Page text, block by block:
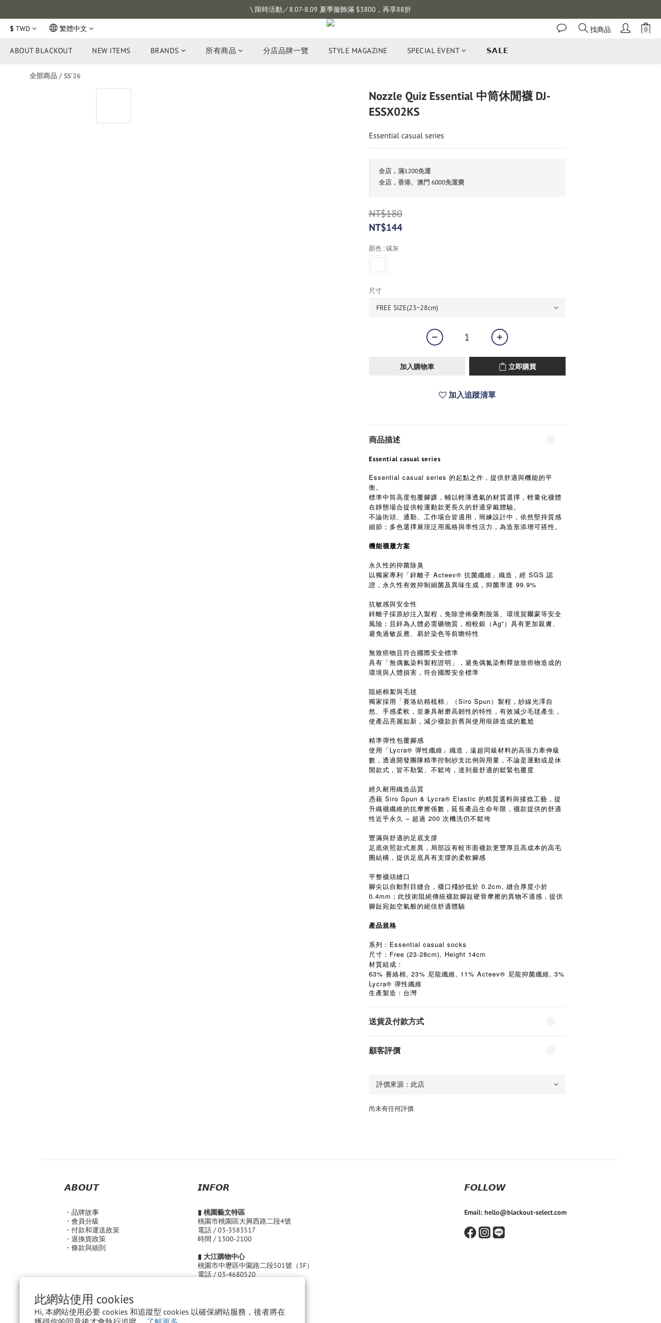
此網站使用 cookies
Hi, 本網站使用必要 cookies 和追蹤型 cookies 以確保網站服務，後者將在
註冊會員拿購物金 $100，滿$1200免運
\ 限時活動／8.07-8.09 夏季服飾滿 $3800，再享88折
註冊會員拿購物金 $100，滿$1200免運
$ TWD 繁體中文 找商品
ABOUT BLACKOUT NEW ITEMS BRANDS 所有商品 分店品牌一覽 STYLE MAGAZINE SPECIAL EVENT 𝗦𝗔𝗟𝗘
全部商品 / SS'26
Nozzle Quiz Essential 中筒休閒襪 DJ-
ESSX02KS
Essential casual series
全店，滿1200免運
全店，香港、澳門 6000免運費
NT$180
NT$144
顏色 : 碳灰
尺寸
加入購物車 立即購買
加入追蹤清單
商品描述
Essential casual series
Essential casual series 的起點之作，提供舒適與機能的平
衡。
標準中筒高度包覆腳踝，輔以輕薄透氣的材質選擇，輕量化襪體
在靜態場合提供較運動款更長久的舒適穿戴體驗。
不論街頭、通勤、工作場合皆適用，簡練設計中，依然堅持質感
細節；多色選擇展現泛用風格與率性活力，為造形添增可搭性。
機能襪履方案
永久性的抑菌除臭
以獨家專利「鋅離子 Acteev® 抗菌纖維」織造，經 SGS 認
證，永久性有效抑制細菌及異味生成，抑菌率達 99.9%
抗敏感與安全性
鋅離子採原紗注入製程，免除塗佈藥劑脫落、環境賀爾蒙等安全
風險；且鋅為人體必需礦物質，相較銀（Ag⁺）具有更加親膚、
避免過敏反應、易於染色等前瞻特性
無致癌物且符合國際安全標準
具有「無偶氮染料製程證明」，避免偶氮染劑釋放致癌物造成的
環境與人體損害，符合國際安全標準
阻絕棉絮與毛毬
獨家採用「賽洛紡精梳棉」（Siro Spun）製程，紗線光澤自
然、手感柔軟，並兼具耐磨高韌性的特性，有效減少毛毬產生，
使產品亮麗如新，減少襪款折舊與使用痕跡造成的尷尬
精準彈性包覆腳感
使用「Lycra® 彈性纖維」織造，遠超同級材料的高張力牽伸級
數，透過開發團隊精準控制紗支比例與用量，不論是運動或是休
閒款式，皆不勒緊、不鬆垮，達到最舒適的鬆緊包覆度
經久耐用織造品質
憑藉 Siro Spun & Lycra® Elastic 的精質選料與揉捻工藝，提
升織襪纖維的抗摩擦係數，延長產品生命年限，襪款提供的舒適
性近乎永久 – 超過 200 次機洗仍不鬆垮
豐滿與舒適的足底支撐
足底依照款式差異，局部設有較市面襪款更豐厚且高成本的高毛
圈結構，提供足底具有支撐的柔軟腳感
平整襪頭縫口
腳尖以自動對目縫合，襪口殘紗低於 0.2cm, 縫合厚度小於
0.4mm；此技術阻絕傳統襪款腳趾硬骨摩擦的異物不適感，提供
腳趾宛如空氣般的絕佳舒適體驗
產品規格
系列：Essential casual socks
尺寸：Free (23-28cm), Height 14cm
材質組成：
63% 賽絡棉, 23% 尼龍纖維, 11% Acteev® 尼龍抑菌纖維, 3%
Lycra® 彈性纖維
生產製造：台灣
送貨及付款方式
顧客評價
尚未有任何評價
𝘼𝘽𝙊𝙐𝙏
・品牌故事
・會員分級
・付款和運送政策
・退換貨政策
・條款與細則
𝙄𝙉𝙁𝙊𝙍
▮ 桃園藝文特區
桃園市桃園區大興西路二段4號
電話 / 03-3583517
時間 / 1300-2100
▮ 大江購物中心
桃園市中壢區中園路二段501號（3F）
電話 / 03-4680520
領潮文化有限公司
𝙁𝙊𝙇𝙇𝙊𝙒
Email: hello@blackout-select.com